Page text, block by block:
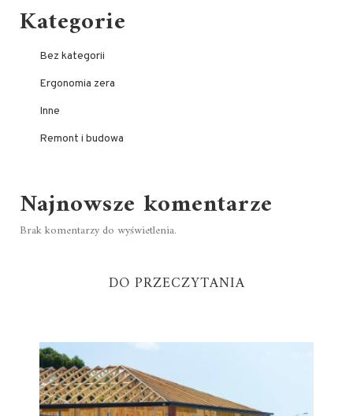
Kategorie
Bez kategorii
Ergonomia zera
Inne
Remont i budowa
Najnowsze komentarze
Brak komentarzy do wyświetlenia.
DO PRZECZYTANIA